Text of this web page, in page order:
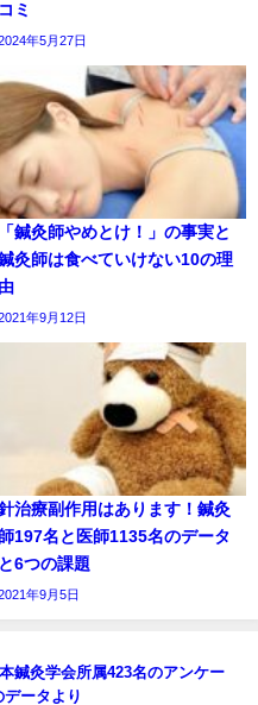
コミ
年5月27日
「鍼灸師やめとけ！」の事実と
灸師は食べていけない10の理
由
年9月12日
治療副作用はあります！鍼灸
師197名と医師1135名のデータ
と6つの課題
年9月5日
鍼灸学会所属423名のアンケー
データより